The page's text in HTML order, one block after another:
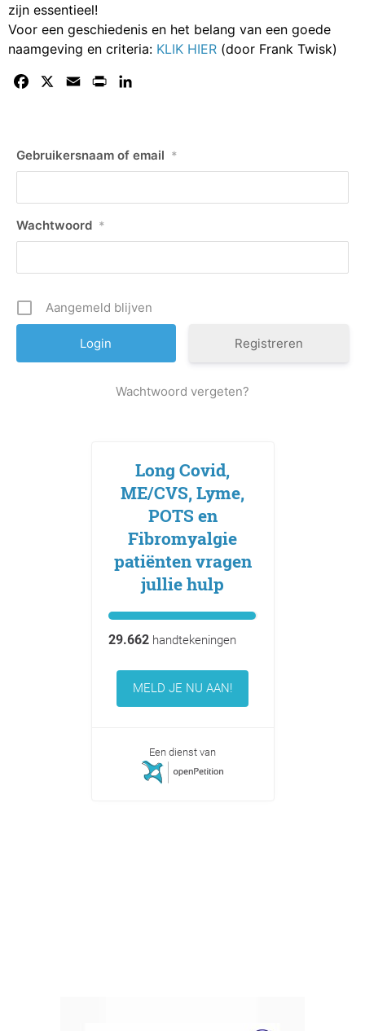
zijn essentieel!
Voor een geschiedenis en het belang van een goede
naamgeving en criteria: KLIK HIER (door Frank Twisk)
Facebook Email Print
Gebruikersnaam of email *
Wachtwoord *
Aangemeld blijven
Registreren
Wachtwoord vergeten?
Long Covid,
ME/CVS, Lyme,
POTS en
Fibromyalgie
patiënten vragen
jullie hulp
29.662handtekeningen
MELD JE NU AAN!
Een dienst van